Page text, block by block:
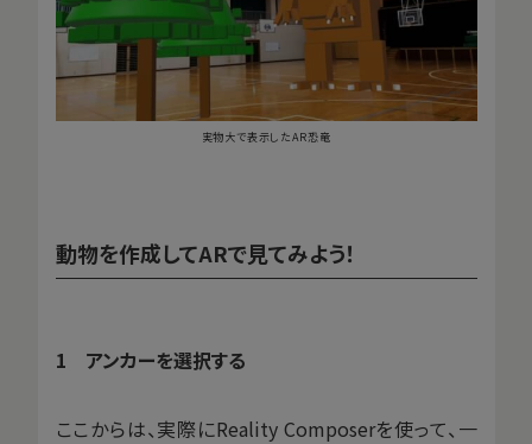
実物大で表示したAR恐竜
動物を作成してARで見てみよう！
1 アンカーを選択する
ここからは、実際にReality Composerを使って、一